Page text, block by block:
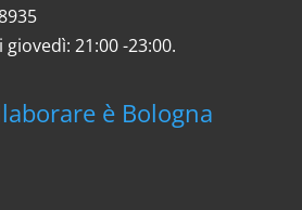
21:00 -23:00.
è Bologna